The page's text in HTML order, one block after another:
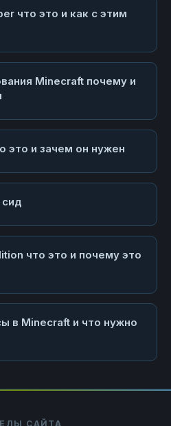
что это и как с этим
Minecraft почему и
это и зачем он нужен
сид
что это и почему это
в Minecraft и что нужно
САЙТА